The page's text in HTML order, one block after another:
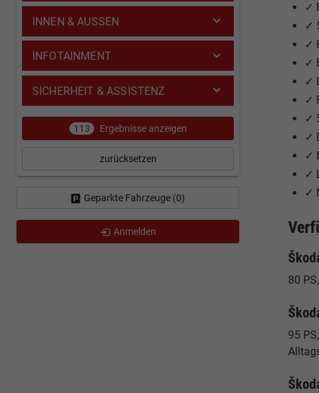
✓
✓
✓
✓
✓
✓
✓
✓
✓
✓
✓
80
95
INNEN & AUSSEN
INFOTAINMENT
SICHERHEIT & ASSISTENZ
113 Ergebnisse anzeigen
zurücksetzen
Geparkte Fahrzeuge (0)
Anmelden